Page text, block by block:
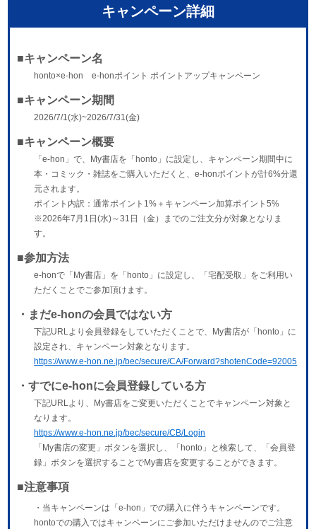
キャンペーン詳細
■キャンペーン名
honto×e-hon e-honポイント ポイントアップキャンペーン
■キャンペーン期間
2026/7/1(水)~2026/7/31(金)
■キャンペーン概要
「e-hon」で、My書店を「honto」に設定し、キャンペーン期間中に
本・コミック・雑誌をご購入いただくと、e-honポイントが計6%分還
元されます。
ポイント内訳：通常ポイント1%＋キャンペーン加算ポイント5%
※2026年7月1日(水)～31日（金）までのご注文分が対象となりま
す。
■参加方法
e-honで「My書店」を「honto」に設定し、「宅配受取」をご利用い
ただくことでご参加頂けます。
・まだe-honの会員ではない方
下記URLより会員登録をしていただくことで、My書店が「honto」に
設定され、キャンペーン対象となります。
https://www.e-hon.ne.jp/bec/secure/CA/Forward?shotenCode=92005
・すでにe-honに会員登録している方
下記URLより、My書店をご変更いただくことでキャンペーン対象と
なります。
https://www.e-hon.ne.jp/bec/secure/CB/Login
「My書店の変更」ボタンを選択し、「honto」と検索して、「会員登
録」ボタンを選択することでMy書店を変更することができます。
■注意事項
・当キャンペーンは「e-hon」での購入に伴うキャンペーンです。
hontoでの購入ではキャンペーンにご参加いただけませんのでご注意